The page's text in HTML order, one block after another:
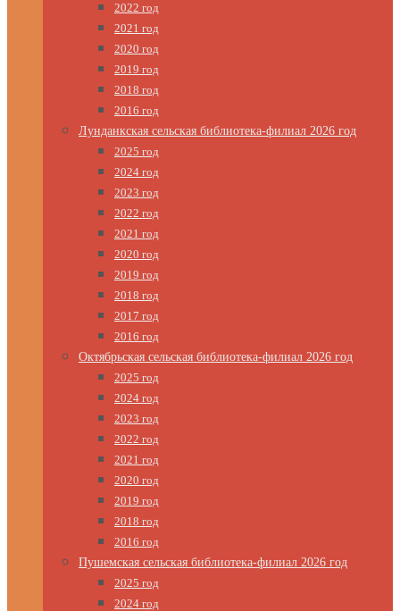
2022 год
2021 год
2020 год
2019 год
2018 год
2016 год
Лунданкская сельская библиотека-филиал 2026 год
2025 год
2024 год
2023 год
2022 год
2021 год
2020 год
2019 год
2018 год
2017 год
2016 год
Октябрьская сельская библиотека-филиал 2026 год
2025 год
2024 год
2023 год
2022 год
2021 год
2020 год
2019 год
2018 год
2016 год
Пушемская сельская библиотека-филиал 2026 год
2025 год
2024 год